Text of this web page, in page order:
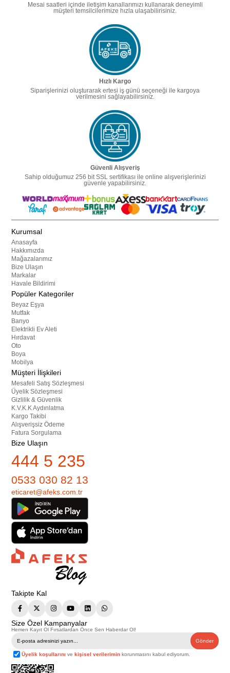
Mesai saatleri içinde iletişim kanallarımızı kullanarak deneyimli
müşteri temsilcilerimize hızla ulaşabilirisiniz.
Hızlı Kargo
Siparişlerinizi oluşturarak ertesi iş günü seçeneği ile kargoya
verilmesini sağlayabilirsiniz.
Güvenli Alışveriş
Sahip olduğumuz 256 bit SSL sertifikası ile online alışverişlerinizi
güvenle yapabilirsiniz.
Kurumsal
Anasayfa
Hakkımızda
Mağazalarımız
Bize Ulaşın
Markalar
Havale Bildirimi
Popüler Kategoriler
Beyaz Eşya
Mutfak
Banyo
Elektrikli Ev Aleti
Hırdavat
Oto
Boya
Mobilya
Müşteri İlişkileri
Mesafeli Satış Sözleşmesi
Üyelik Sözleşmesi
Gizlilik & Güvenlik
K.V.K.K Aydınlatma
Kargo Takibi
Alışverişsiz Ödeme
Fatura Sorgulama
Bize Ulaşın
444 5 235
0533 030 82 13
eticaret@afeks.com.tr
Takipte Kal
Size Özel Kampanyalar
Hemen Kayıt Ol Fırsatlardan Önce Sen Haberdar Ol!
Gönder
Üyelik koşullarını vekişisel verilerimin korunmasını kabul ediyorum.